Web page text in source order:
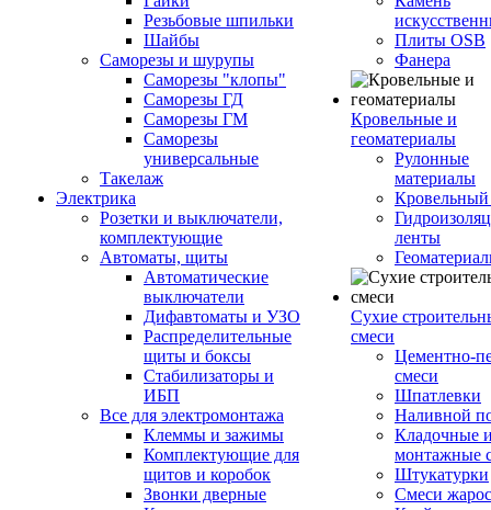
Резьбовые шпильки
Шайбы
Саморезы и шурупы
Саморезы "клопы"
Саморезы ГД
Саморезы ГМ
Саморезы
универсальные
Такелаж
Электрика
Розетки и выключатели,
комплектующие
Автоматы, щиты
Автоматические
выключатели
Дифавтоматы и УЗО
Распределительные
щиты и боксы
Стабилизаторы и
ИБП
Все для электромонтажа
Клеммы и зажимы
Комплектующие для
щитов и коробок
Звонки дверные
Плиты OSB
Фанера
Кровельные и
геоматериалы
Рулонные
материалы
ленты
Сухие
смеси
Цементно-
смеси
Шпатлевки
Наливной
Кладочные
монтажные
Штукатурки
Смеси